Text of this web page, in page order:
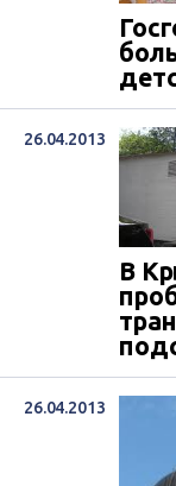
26.04.2013
В
26.04.2013